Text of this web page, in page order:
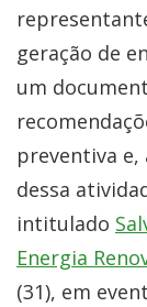
geração de
um
preventiva
dessa
intitulado
Energia
(31), em